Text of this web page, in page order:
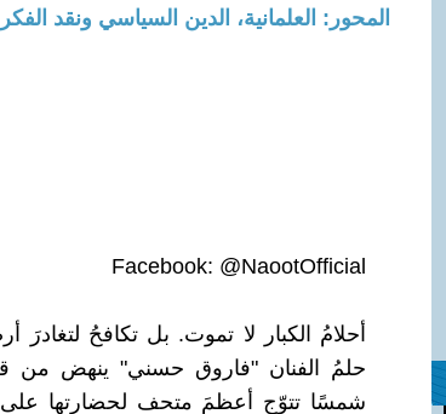
المحور: العلمانية، الدين السياسي ونقد
Facebook: @NaootOfficial
أحلامُ الكبار لا تموت. بل تكافحُ لتغادرَ
حلمُ الفنان "فاروق حسني" ينهض من
شمسًا تتوّج أعظمَ متحف لحضارتها على